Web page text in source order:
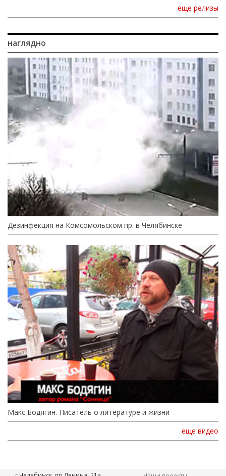
еще релизы
наглядно
Дезинфекция на Комсомольском пр. в Челябинске
Макс Бодягин. Писатель о литературе и жизни
еще видео